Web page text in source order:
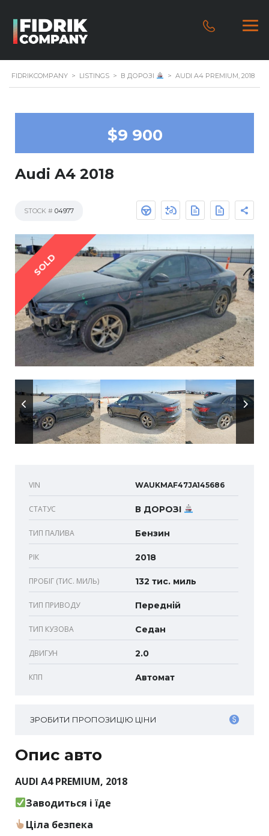
FIDRIKCOMPANY > LISTINGS > В ДОРОЗІ > AUDI A4 PREMIUM, 2018
$9 900
Audi A4 2018
STOCK # 04977
SOLD
VIN WAUKMAF47JA145686
СТАТУС В ДОРОЗІ
ТИП ПАЛИВА Бензин
РІК 2018
ПРОБІГ (ТИС. МИЛЬ) 132 тис. миль
ТИП ПРИВОДУ Передній
ТИП КУЗОВА Седан
ДВИГУН 2.0
КПП Автомат
ЗРОБИТИ ПРОПОЗИЦІЮ ЦІНИ
Опис авто
AUDI A4 PREMIUM, 2018
Заводиться і їде
Ціла безпека